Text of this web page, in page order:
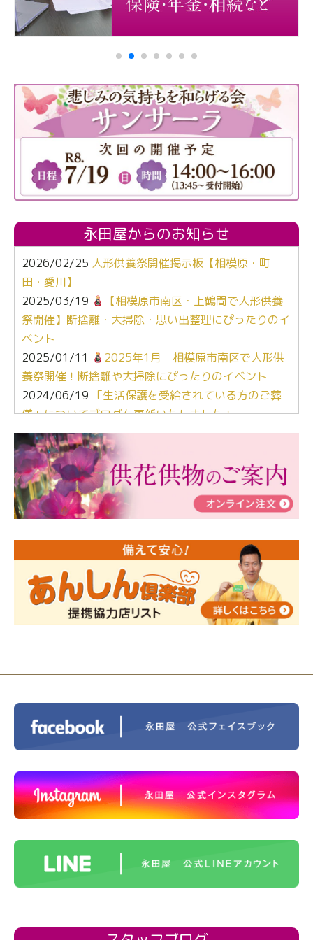
永田屋からのお知らせ
2026/02/25 人形供養祭開催掲示板【相模原・町
田・愛川】
2025/03/19
【相模原市南区・上鶴間で人形供養
祭開催】断捨離・大掃除・思い出整理にぴったりのイ
ベント
2025/01/11
2025年1月 相模原市南区で人形供
養祭開催！断捨離や大掃除にぴったりのイベント
2024/06/19 「生活保護を受給されている方のご葬
儀」についてブログを更新いたしました！
2024/03/06【終活なるほど教室】「マンガで学
ぶ！はじめてのお葬式」小さな家族葬ハウス®町田成
瀬 ご参加ありがとうございました！
2024/01/19令和6年能登半島地震災害の寄付のご報
告
人形供養 寄付のご報告
2023/12/16終活なるほど教室＠小さな家族葬ハウ
ス®上鶴間 エンディングノートを書いてみよう！
2023/11/29 永田屋創業110周年記念式典 レンブラ
ントホテル東京町田